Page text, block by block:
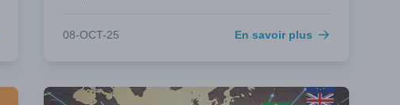
08-OCT-25 En savoir plus